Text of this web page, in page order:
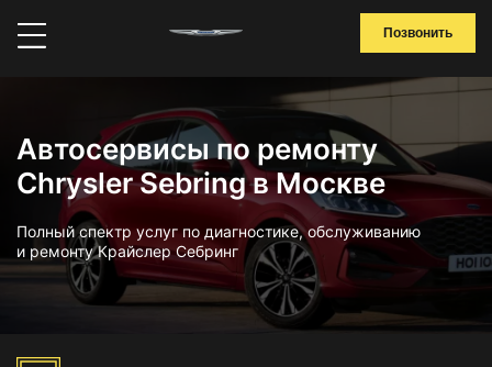
Позвонить
Автосервисы по ремонту
Chrysler Sebring в Москве
Полный спектр услуг по диагностике, обслуживанию
и ремонту Крайслер Себринг